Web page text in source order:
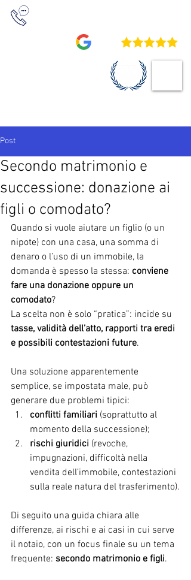
Post
Secondo matrimonio e
successione: donazione ai
figli o comodato?
Quando si vuole aiutare un figlio (o un
nipote) con una casa, una somma di
denaro o l’uso di un immobile, la
domanda è spesso la stessa: conviene
fare una donazione oppure un
comodato?
La scelta non è solo “pratica”: incide su
tasse, validità dell’atto, rapporti tra eredi
e possibili contestazioni future.
Una soluzione apparentemente
semplice, se impostata male, può
generare due problemi tipici:
conflitti familiari (soprattutto al
momento della successione);
rischi giuridici (revoche,
impugnazioni, difficoltà nella
vendita dell’immobile, contestazioni
sulla reale natura del trasferimento).
Di seguito una guida chiara alle
differenze, ai rischi e ai casi in cui serve
il notaio, con un focus finale su un tema
frequente: secondo matrimonio e figli.